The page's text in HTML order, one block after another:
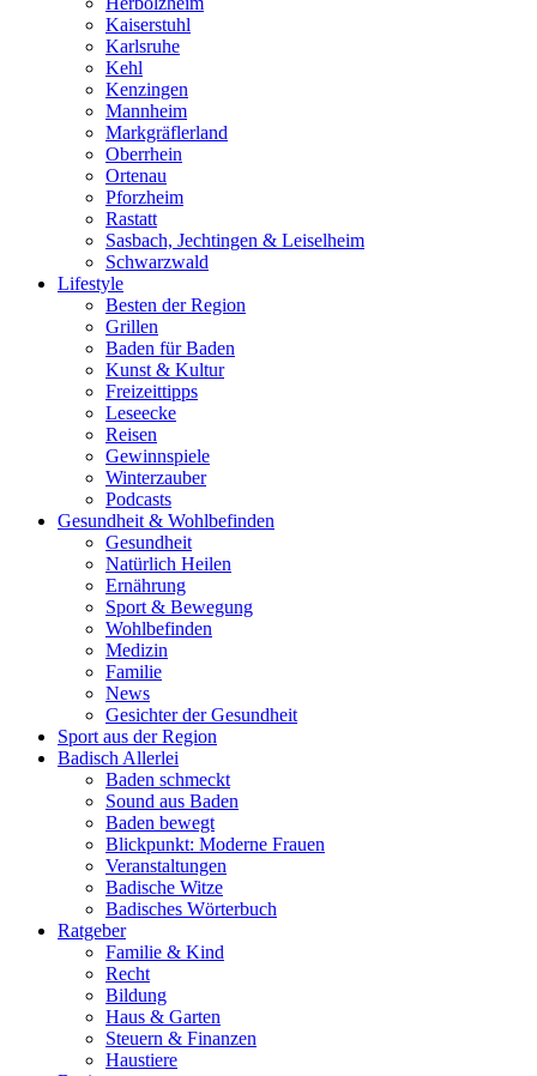
Kaiserstuhl
Karlsruhe
Kehl
Kenzingen
Mannheim
Markgräflerland
Oberrhein
Ortenau
Pforzheim
Rastatt
Sasbach, Jechtingen & Leiselheim
Schwarzwald
Lifestyle
Besten der Region
Grillen
Baden für Baden
Kunst & Kultur
Freizeittipps
Leseecke
Reisen
Gewinnspiele
Winterzauber
Podcasts
Gesundheit & Wohlbefinden
Gesundheit
Natürlich Heilen
Ernährung
Sport & Bewegung
Wohlbefinden
Medizin
Familie
News
Gesichter der Gesundheit
Sport aus der Region
Badisch Allerlei
Baden schmeckt
Sound aus Baden
Baden bewegt
Blickpunkt: Moderne Frauen
Veranstaltungen
Badische Witze
Badisches Wörterbuch
Ratgeber
Familie & Kind
Recht
Bildung
Haus & Garten
Steuern & Finanzen
Haustiere